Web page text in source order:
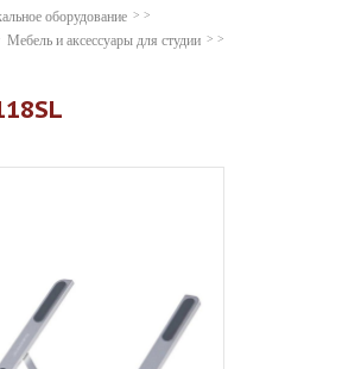
оборудование
Мебель и аксессуары для студии